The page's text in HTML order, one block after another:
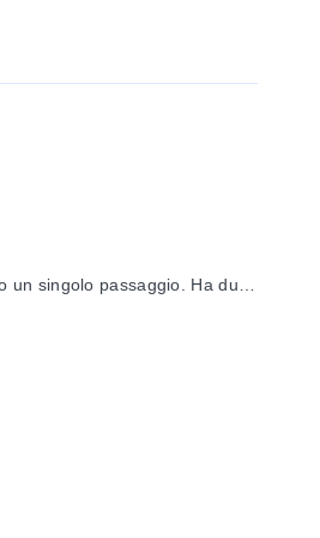
singolo passaggio. Ha due
funziona in modo